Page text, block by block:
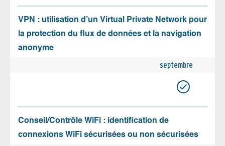
VPN : utilisation d’un Virtual Private Network pour
la protection du flux de données et la navigation
anonyme
septembre
Conseil/Contrôle WiFi : identification de
connexions WiFi sécurisées ou non sécurisées